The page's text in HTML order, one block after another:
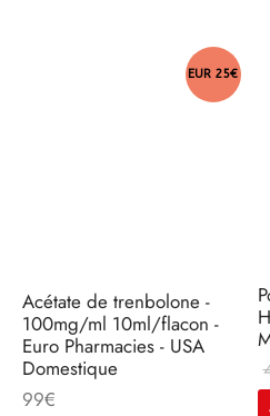
EUR 25€
Acétate de trenbolone -
100mg/ml 10ml/flacon -
Euro Pharmacies - USA
Domestique
99€